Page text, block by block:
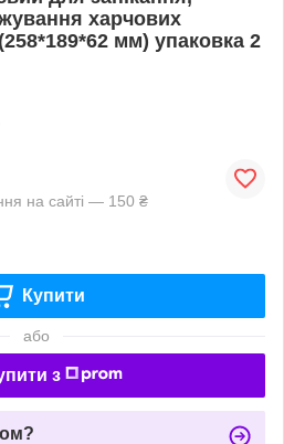
харчових
мм) упаковка 2
на сайті — 150 ₴
Купити
або
з